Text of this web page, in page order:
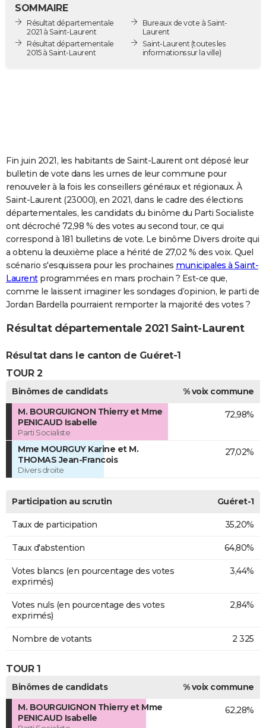
Destinations
City break
Voyage nature
Voyage de noces
Forum
Climat
GUIDES D'ACHAT
COPAINS D'AVANT
AVIS DE DÉCÈS
Bricolage
Lifestyle
Culture
Sport
Auto
Television
Voyage
Cinema
SOMMAIRE
Résultat départementale
2021 à Saint-Laurent
Résultat départementale
2015 à Saint-Laurent
Bureaux de vote à Saint-
Laurent
Saint-Laurent (toutes les
informations sur la ville)
Fin juin 2021, les habitants de Saint-Laurent ont déposé leur
bulletin de vote dans les urnes de leur commune pour
renouveler à la fois les conseillers généraux et régionaux. À
Saint-Laurent (23000), en 2021, dans le cadre des élections
départementales, les candidats du binôme du Parti Socialiste
ont décroché 72,98 % des votes au second tour, ce qui
correspond à 181 bulletins de vote. Le binôme Divers droite qui
a obtenu la deuxième place a hérité de 27,02 % des voix. Quel
scénario s'esquissera pour les prochaines municipales à Saint-
Laurentprogrammées en mars prochain ? Est-ce que,
comme le laissent imaginer les sondages d’opinion, le parti de
Jordan Bardella pourraient remporter la majorité des votes ?
Résultat départementale 2021 Saint-Laurent
Résultat dans le canton de Guéret-1
TOUR 2
Binômes de candidats
% voix commune
M. BOURGUIGNON Thierry et Mme
PENICAUD Isabelle
Parti Socialiste
72,98%
Mme MOURGUY Karine et M.
THOMAS Jean-Francois
Divers droite
27,02%
Participation au scrutin Guéret-1
Taux de participation 35,20%
Taux d'abstention 64,80%
Votes blancs (en pourcentage des votes
exprimés)
3,44%
Votes nuls (en pourcentage des votes
exprimés)
2,84%
Nombre de votants 2 325
TOUR 1
Binômes de candidats
% voix commune
M. BOURGUIGNON Thierry et Mme
PENICAUD Isabelle
62,28%